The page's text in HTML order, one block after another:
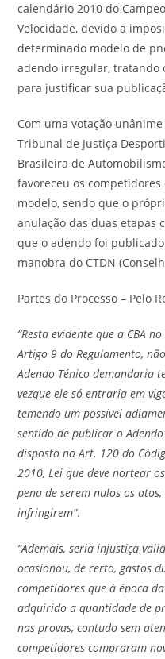
calendário 2010 do
Velocidade, devido a
determinado modelo de
adendo irregular, tratando
para justificar sua
Com uma votação
Tribunal de Justiça
Brasileira de
favoreceu os
modelo, sendo que o
anulação das duas etapas
que o adendo foi
manobra do CTDN
Partes do Processo – Pelo
“Resta evidente que a CBA
Artigo 9 do Regulamento,
Adendo Ténico demandaria
vezque ele só entraria em
temendo um possível
sentido de publicar o
disposto no Art. 120 do
2010, Lei que deve nortear
pena de serem nulos os
infringirem”.
“Ademais, seria injustiça
ocasionou, de certo, gastos
competidores que à época
adquirido a quantidade de
nas provas, contudo sem
competidores compraram